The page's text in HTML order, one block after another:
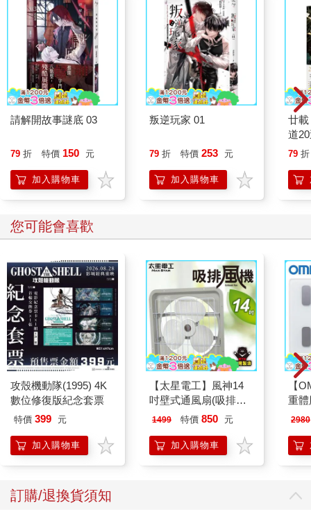
請解開故事謎底 03
79 折 特價 150 元
加入購物車
叛逆玩家 01
79 折 特價 253 元
加入購物車
廿
道
79 折
您可能會喜歡
攻殼機動隊(1995) 4K
數位修復版紀念套票
特價 399 元
加入購物車
【太星電工】風神14
吋壁式通風扇(吸排風
機)
1499 特價 850 元
加入購物車
【
重
2980
訂購/退換貨須知